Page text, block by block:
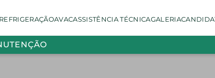
REFRIGERAÇÃOAVACASSISTÊNCIA TÉCNICAGALERIA